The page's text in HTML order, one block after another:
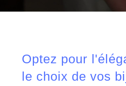
Optez pour
le choix de vos